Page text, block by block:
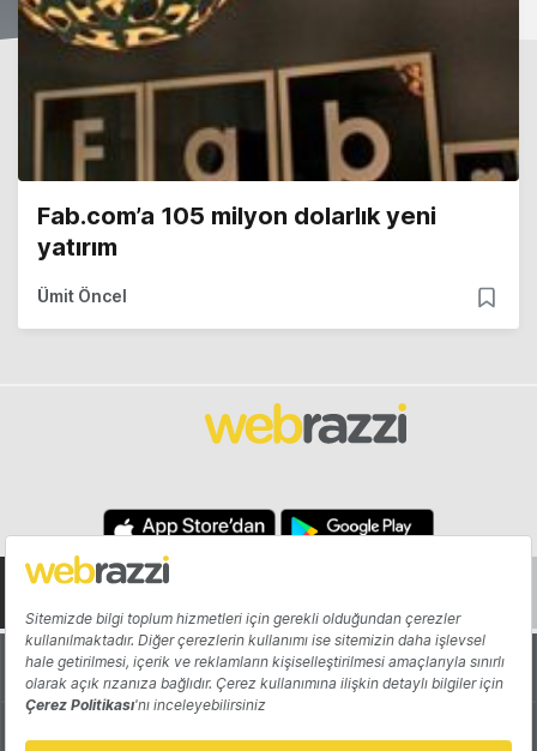
Fab.com’a 105 milyon dolarlık yeni
yatırım
Ümit Öncel
Hakkında Yazarlar
Katkıda Bulun Reklam